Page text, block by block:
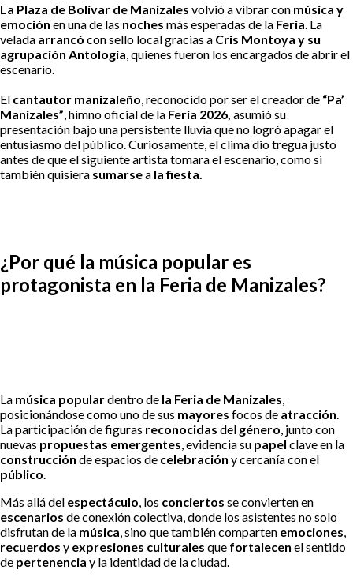
La Plaza de Bolívar de Manizales volvió a vibrar con música y
emoción en una de las noches más esperadas de la Feria. La
velada arrancó con sello local gracias a Cris Montoya y su
agrupación Antología, quienes fueron los encargados de abrir el
escenario.
El cantautor manizaleño, reconocido por ser el creador de “Pa’
Manizales”, himno oficial de la Feria 2026, asumió su
presentación bajo una persistente lluvia que no logró apagar el
entusiasmo del público. Curiosamente, el clima dio tregua justo
antes de que el siguiente artista tomara el escenario, como si
también quisiera sumarsea la fiesta.
¿Por qué la música popular es
protagonista en la Feria de Manizales?
La música populardentro de la Feria de Manizales
posicionándose como uno de sus mayores focos de atracción
La participación de figuras reconocidas del género , junto con
nuevas propuestas emergentes , evidencia su papel clave en la
construcción de espacios de celebración y cercanía con el
público
Más allá del espectáculo , los conciertos se convierten en
escenarios de conexión colectiva, donde los asistentes no solo
disfrutan de la música , sino que también comparten emociones
recuerdos y expresiones culturales que fortalecen el sentido
de pertenencia y la identidad de la ciudad.